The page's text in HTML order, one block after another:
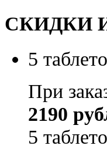
СКИДКИ
5
При
2190
5